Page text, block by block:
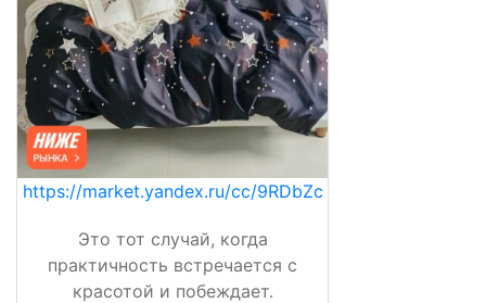
https://market.yandex.ru/cc/9RDbZc
Это тот случай, когда
практичность встречается с
красотой и побеждает.